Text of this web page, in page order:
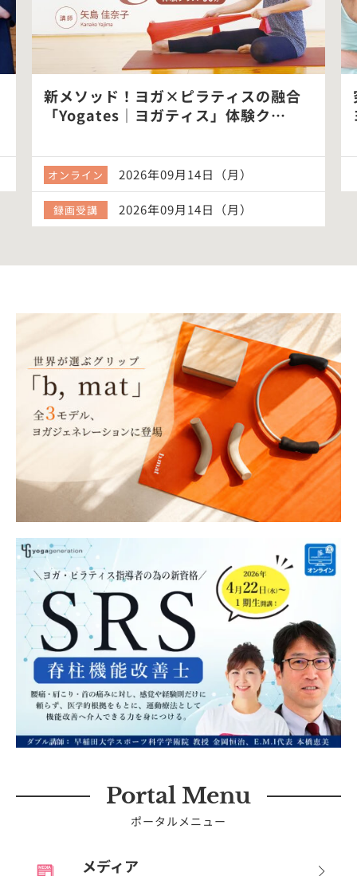
新メソッド！ヨガ×ピラティスの融合
「Yogates｜ヨガティス」体験ク…
オンライン 2026年09月14日（月）
録画受講 2026年09月14日（月）
Portal Menu
ポータルメニュー
メディア